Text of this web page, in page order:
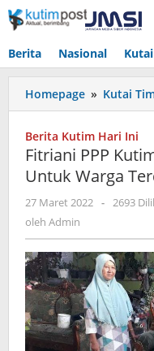
Lewati
ke
Berita Nasional
Homepage » Kutai
Berita Kutim Hari Ini
Fitriani PPP
Untuk Warga
27 Maret 2022 oleh
- 2693
oleh Admin